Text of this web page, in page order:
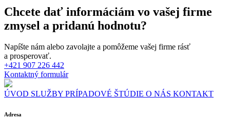
Chcete dať informáciám vo vašej firme
zmysel a pridanú hodnotu?
Napíšte nám alebo zavolajte a pomôžeme vašej firme rásť
a prosperovať.
+421 907 226 442
Kontaktný formulár
ÚVOD SLUŽBY PRÍPADOVÉ ŠTÚDIE O NÁS KONTAKT
Adresa